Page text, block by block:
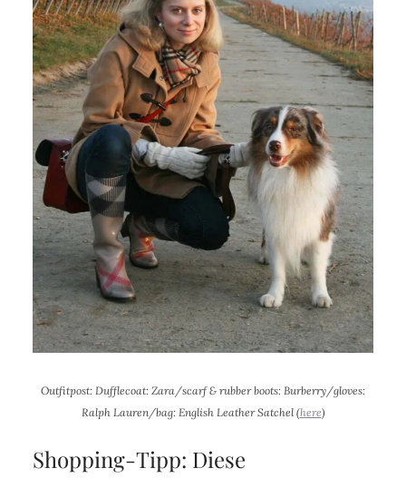
Outfitpost: Dufflecoat: Zara/scarf & rubber boots: Burberry/gloves:
Ralph Lauren/bag: English Leather Satchel (here)
Shopping-Tipp: Diese